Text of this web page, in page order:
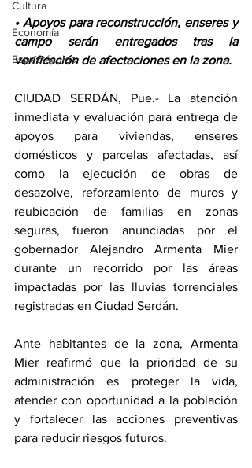
Cultura
Economía
Espectáculos
• Apoyos para reconstrucción, enseres y
campo serán entregados tras la
verificación de afectaciones en la zona.
CIUDAD SERDÁN, Pue.- La atención
inmediata y evaluación para entrega de
apoyos para viviendas, enseres
domésticos y parcelas afectadas, así
como la ejecución de obras de
desazolve, reforzamiento de muros y
reubicación de familias en zonas
seguras, fueron anunciadas por el
gobernador Alejandro Armenta Mier
durante un recorrido por las áreas
impactadas por las lluvias torrenciales
registradas en Ciudad Serdán.
Ante habitantes de la zona, Armenta
Mier reafirmó que la prioridad de su
administración es proteger la vida,
atender con oportunidad a la población
y fortalecer las acciones preventivas
para reducir riesgos futuros.